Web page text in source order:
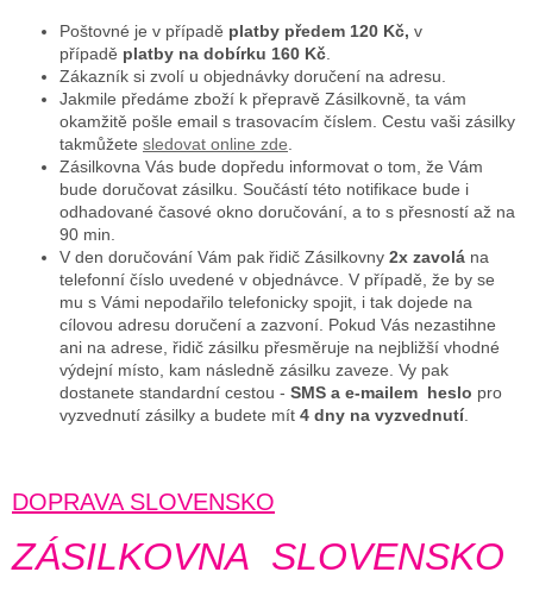
Poštovné je v případě platby předem 120 Kč, v
případě platby na dobírku 160 Kč
Zákazník si zvolí u objednávky doručení na adresu.
Jakmile předáme zboží k přepravě Zásilkovně, ta vám
okamžitě pošle email s trasovacím číslem. Cestu vaši zásilky
takmůžete sledovat online zde
Zásilkovna Vás bude dopředu informovat o tom, že Vám
bude doručovat zásilku. Součástí této notifikace bude i
odhadované časové okno doručování, a to s přesností až na
90 min.
V den doručování Vám pak řidič Zásilkovny 2x zavolá na
telefonní číslo uvedené v objednávce. V případě, že by se
mu s Vámi nepodařilo telefonicky spojit, i tak dojede na
cílovou adresu doručení a zazvoní. Pokud Vás nezastihne
ani na adrese, řidič zásilku přesměruje na nejbližší vhodné
výdejní místo, kam následně zásilku zaveze. Vy pak
dostanete standardní cestou - SMS a e-mailem heslo pro
vyzvednutí zásilky a budete mít 4 dny na vyzvednutí.
DOPRAVA SLOVENSKO
ZÁSILKOVNA SLOVENSKO